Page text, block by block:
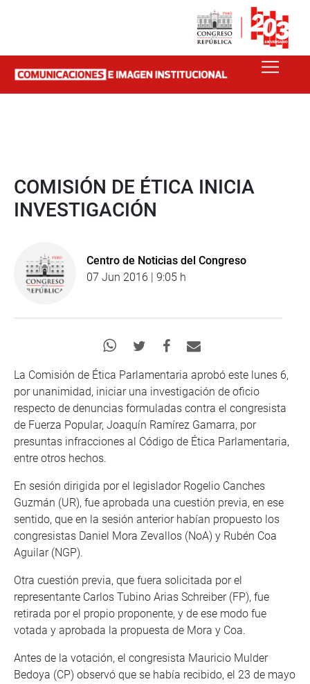
COMISIÓN DE ÉTICA INICIA
INVESTIGACIÓN
Centro de Noticias del Congreso
07 Jun 2016 | 9:05 h
La Comisión de Ética Parlamentaria aprobó este lunes 6,
por unanimidad, iniciar una investigación de oficio
respecto de denuncias formuladas contra el congresista
de Fuerza Popular, Joaquín Ramírez Gamarra, por
presuntas infracciones al Código de Ética Parlamentaria,
entre otros hechos.
En sesión dirigida por el legislador Rogelio Canches
Guzmán (UR), fue aprobada una cuestión previa, en ese
sentido, que en la sesión anterior habían propuesto los
congresistas Daniel Mora Zevallos (NoA) y Rubén Coa
Aguilar (NGP).
Otra cuestión previa, que fuera solicitada por el
representante Carlos Tubino Arias Schreiber (FP), fue
retirada por el propio proponente, y de ese modo fue
votada y aprobada la propuesta de Mora y Coa.
Antes de la votación, el congresista Mauricio Mulder
Bedoya (CP) observó que se había recibido, el 23 de mayo